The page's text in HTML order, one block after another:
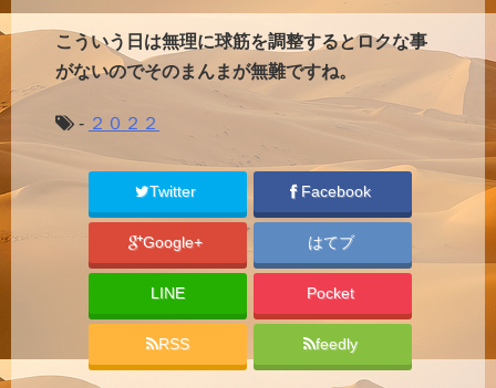
こういう日は無理に球筋を調整するとロクな事
がないのでそのまんまが無難ですね。
- ２０２２
Twitter Facebook
Google+ はてブ
LINE Pocket
RSS feedly